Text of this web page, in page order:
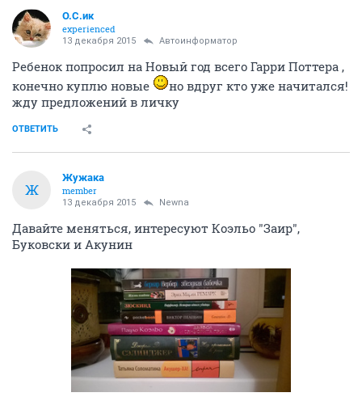
О.С.ик
experienced
13 декабря 2015 Автоинформатор
Ребенок попросил на Новый год всего Гарри Поттера ,
конечно куплю новые
но вдруг кто уже начитался!
жду предложений в личку
ОТВЕТИТЬ
Ж
Жужака
member
13 декабря 2015 Newna
Давайте меняться, интересуют Коэльо "Заир",
Буковски и Акунин